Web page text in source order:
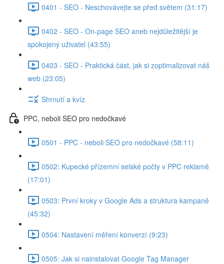
0401 - SEO - Neschovávejte se před světem (31:17)
0402 - SEO - On-page SEO aneb nejdůležitější je
spokojený uživatel (43:55)
0403 - SEO - Praktická část, jak si zoptimalizovat náš
web (23:05)
Shrnutí a kvíz
PPC, neboli SEO pro nedočkavé
0501 - PPC - neboli SEO pro nedočkavé (58:11)
0502: Kupecké přízemní selské počty v PPC reklamě
(17:01)
0503: První kroky v Google Ads a struktura kampaně
(45:32)
0504: Nastavení měření konverzí (9:23)
0505: Jak si nainstalovat Google Tag Manager